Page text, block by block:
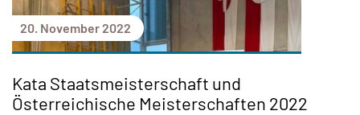
20. November 2022
Kata Staatsmeisterschaft und
Österreichische Meisterschaften 2022